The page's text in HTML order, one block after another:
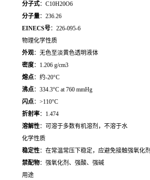
分子式：C10H20O6
分子量：236.26
EINECS号：226-095-6
物理化学性质
外观：无色至淡黄色透明液体
密度：1.206 g/cm3
熔点：约-20°C
沸点：334.3°C at 760 mmHg
闪点：>110°C
折射率：1.474
溶解性：可溶于多数有机溶剂，不溶于水
化学性质
稳定性：在常温常压下稳定，应避免接触强氧化剂
禁配物：强氧化剂、强酸、强碱
用途